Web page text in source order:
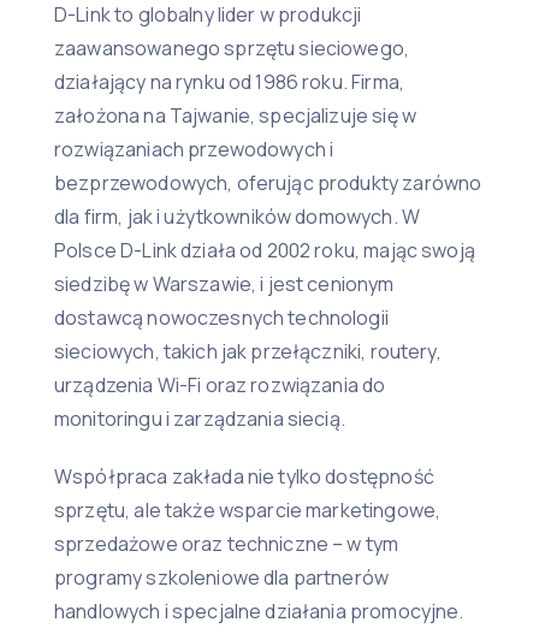
D-Link to globalny lider w produkcji
zaawansowanego sprzętu sieciowego,
działający na rynku od 1986 roku. Firma,
założona na Tajwanie, specjalizuje się w
rozwiązaniach przewodowych i
bezprzewodowych, oferując produkty zarówno
dla firm, jak i użytkowników domowych. W
Polsce D-Link działa od 2002 roku, mając swoją
siedzibę w Warszawie, i jest cenionym
dostawcą nowoczesnych technologii
sieciowych, takich jak przełączniki, routery,
urządzenia Wi-Fi oraz rozwiązania do
monitoringu i zarządzania siecią.
Współpraca zakłada nie tylko dostępność
sprzętu, ale także wsparcie marketingowe,
sprzedażowe oraz techniczne – w tym
programy szkoleniowe dla partnerów
handlowych i specjalne działania promocyjne.